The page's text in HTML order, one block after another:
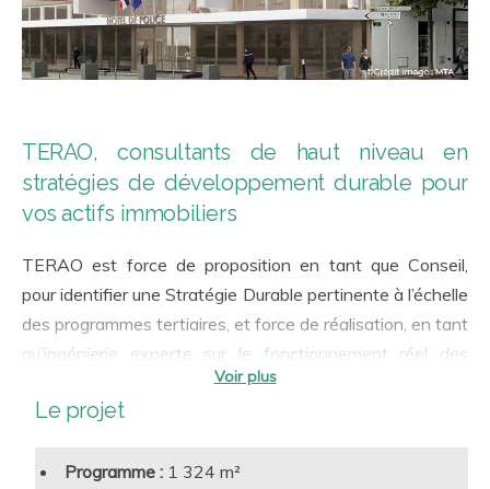
TERAO, consultants de haut niveau en
stratégies de développement durable pour
vos actifs immobiliers
TERAO est force de proposition en tant que Conseil,
pour identifier une Stratégie Durable pertinente à l’échelle
des programmes tertiaires, et force de réalisation, en tant
qu’ingénierie experte sur le fonctionnement réel des
mire la qualité d’usage et la performance en exploitation.
à l’aune de ses apports immobiliers et techniques de long
Le projet
Programme : 1 324 m²